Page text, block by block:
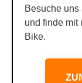
Besuche
und finde mit
Bike.